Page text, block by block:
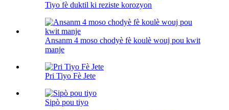
Tiyo fè duktil ki reziste korozyon
Ansanm 4 moso chodyè fè koulè wouj pou kwit
manje
Pri Tiyo Fè Jete
Sipò pou tiyo